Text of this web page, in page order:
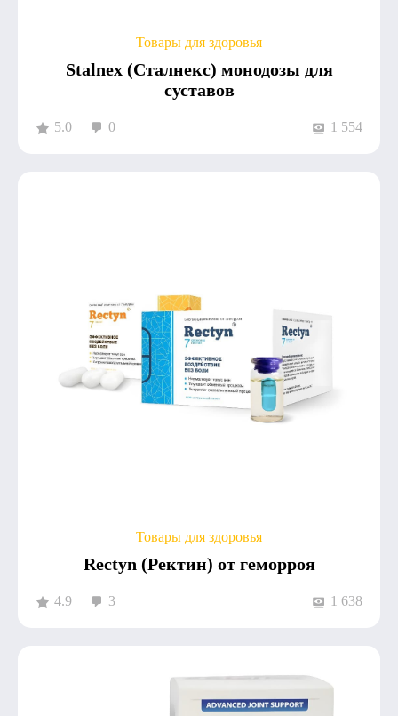
Товары для здоровья
Stalnex (Сталнекс) монодозы для
суставов
5.0 0 1 554
Товары для здоровья
Rectyn (Ректин) от геморроя
4.9 3 1 638